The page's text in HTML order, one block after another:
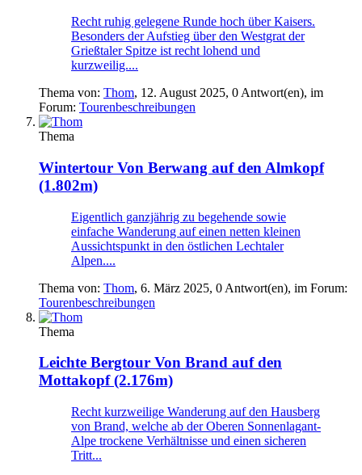
Recht ruhig gelegene Runde hoch über Kaisers.
Besonders der Aufstieg über den Westgrat der
Grießtaler Spitze ist recht lohend und
kurzweilig....
Thema von: Thom, 12. August 2025, 0 Antwort(en), im
Forum: Tourenbeschreibungen
Thema
Wintertour Von Berwang auf den Almkopf
(1.802m)
Eigentlich ganzjährig zu begehende sowie
einfache Wanderung auf einen netten kleinen
Aussichtspunkt in den östlichen Lechtaler
Alpen....
Thema von: Thom, 6. März 2025, 0 Antwort(en), im Forum:
Tourenbeschreibungen
Thema
Leichte Bergtour Von Brand auf den
Mottakopf (2.176m)
Recht kurzweilige Wanderung auf den Hausberg
von Brand, welche ab der Oberen Sonnenlagant-
Alpe trockene Verhältnisse und einen sicheren
Tritt...